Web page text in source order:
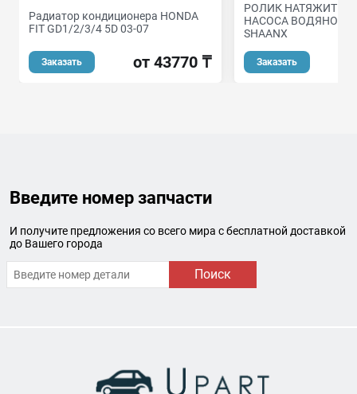
Радиатор кондиционера HONDA
FIT GD1/2/3/4 5D 03-07
Заказать от 43770 ₸
РОЛИК
НАСОСА ВОДЯНОГО
SHAANX
Заказать
Введите номер запчасти
И получите предложения со всего мира с бесплатной доставкой
до Вашего города
Поиск